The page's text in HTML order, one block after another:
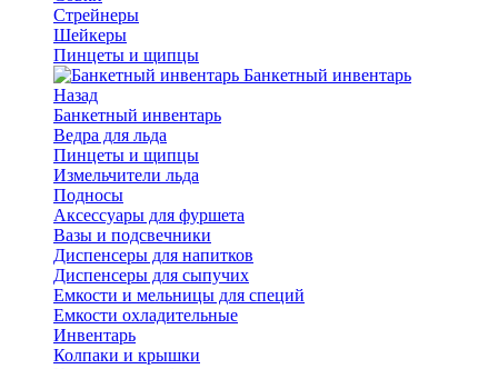
Стрейнеры
Шейкеры
Пинцеты и щипцы
Банкетный инвентарь
Назад
Банкетный инвентарь
Ведра для льда
Пинцеты и щипцы
Измельчители льда
Подносы
Аксессуары для фуршета
Вазы и подсвечники
Диспенсеры для напитков
Диспенсеры для сыпучих
Емкости и мельницы для специй
Емкости охладительные
Инвентарь
Колпаки и крышки